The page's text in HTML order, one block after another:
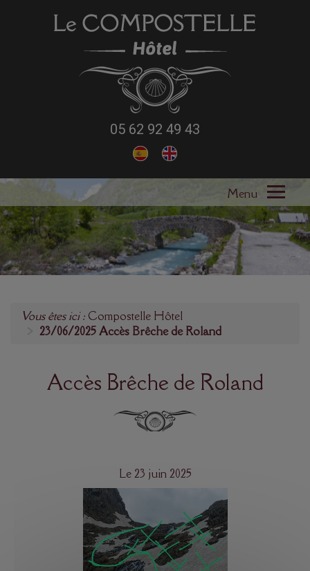
05 62 92 49 43
Ouvrir
le
menu
L'HÔTEL
NOS SERVICES
ACTIVITÉS
Vous êtes ici : Compostelle Hôtel
23/06/2025 Accès Brêche de Roland
Accès Brêche de Roland
Le 23 juin 2025